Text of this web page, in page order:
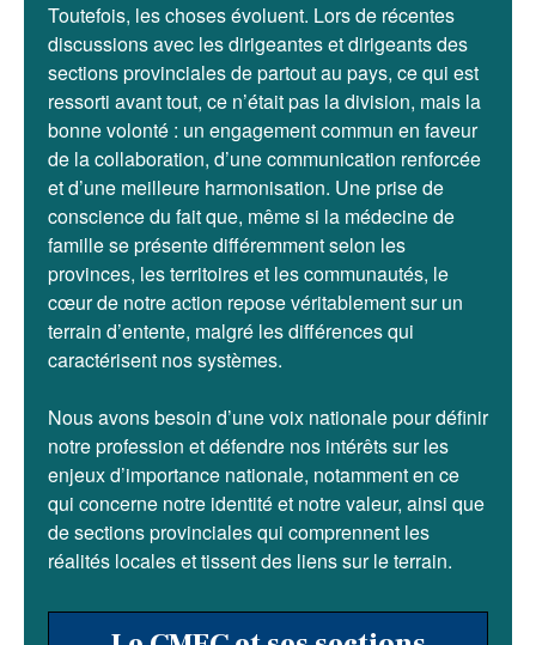
Toutefois, les choses évoluent. Lors de récentes
discussions avec les dirigeantes et dirigeants des
sections provinciales de partout au pays, ce qui est
ressorti avant tout, ce n’était pas la division, mais la
bonne volonté : un engagement commun en faveur
de la collaboration, d’une communication renforcée
et d’une meilleure harmonisation. Une prise de
conscience du fait que, même si la médecine de
famille se présente différemment selon les
provinces, les territoires et les communautés, le
cœur de notre action repose véritablement sur un
terrain d’entente, malgré les différences qui
caractérisent nos systèmes.
Nous avons besoin d’une voix nationale pour définir
notre profession et défendre nos intérêts sur les
enjeux d’importance nationale, notamment en ce
qui concerne notre identité et notre valeur, ainsi que
de sections provinciales qui comprennent les
réalités locales et tissent des liens sur le terrain.